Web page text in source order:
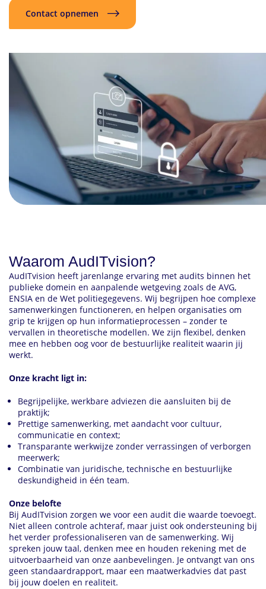
Contact opnemen
Waarom AudITvision?
AudITvision heeft jarenlange ervaring met audits binnen het
publieke domein en aanpalende wetgeving zoals de AVG,
ENSIA en de Wet politiegegevens. Wij begrijpen hoe complexe
samenwerkingen functioneren, en helpen organisaties om
grip te krijgen op hun informatieprocessen – zonder te
vervallen in theoretische modellen. We zijn flexibel, denken
mee en hebben oog voor de bestuurlijke realiteit waarin jij
werkt.
Onze kracht ligt in:
Begrijpelijke, werkbare adviezen die aansluiten bij de
praktijk;
Prettige samenwerking, met aandacht voor cultuur,
communicatie en context;
Transparante werkwijze zonder verrassingen of verborgen
meerwerk;
Combinatie van juridische, technische en bestuurlijke
deskundigheid in één team.
Onze belofte
Bij AudITvision zorgen we voor een audit die waarde toevoegt.
Niet alleen controle achteraf, maar juist ook ondersteuning bij
het verder professionaliseren van de samenwerking. Wij
spreken jouw taal, denken mee en houden rekening met de
uitvoerbaarheid van onze aanbevelingen. Je ontvangt van ons
geen standaardrapport, maar een maatwerkadvies dat past
bij jouw doelen en realiteit.